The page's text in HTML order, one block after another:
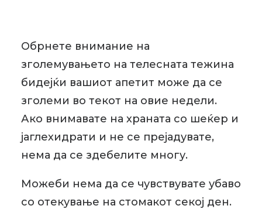
Обрнете внимание на
зголемувањето на телесната тежина
бидејќи вашиот апетит може да се
зголеми во текот на овие недели.
Ако внимавате на храната со шеќер и
јаглехидрати и не се прејадувате,
нема да се здебелите многу.
Можеби нема да се чувствувате убаво
со отекување на стомакот секој ден.